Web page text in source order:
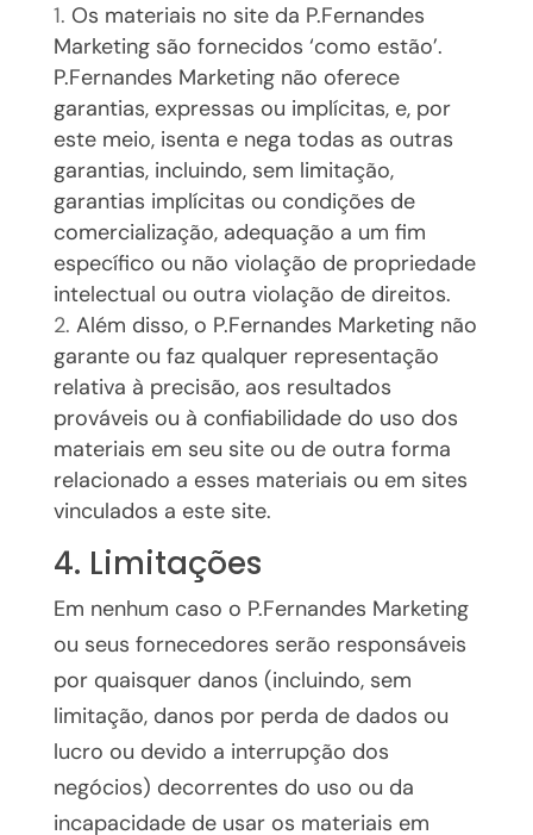
Os materiais no site da P.Fernandes
Marketing são fornecidos ‘como estão’.
P.Fernandes Marketing não oferece
garantias, expressas ou implícitas, e, por
este meio, isenta e nega todas as outras
garantias, incluindo, sem limitação,
garantias implícitas ou condições de
comercialização, adequação a um fim
específico ou não violação de propriedade
intelectual ou outra violação de direitos.
Além disso, o P.Fernandes Marketing não
garante ou faz qualquer representação
relativa à precisão, aos resultados
prováveis ​​ou à confiabilidade do uso dos
materiais em seu site ou de outra forma
relacionado a esses materiais ou em sites
vinculados a este site.
4. Limitações
Em nenhum caso o P.Fernandes Marketing
ou seus fornecedores serão responsáveis ​​
por quaisquer danos (incluindo, sem
limitação, danos por perda de dados ou
lucro ou devido a interrupção dos
negócios) decorrentes do uso ou da
incapacidade de usar os materiais em